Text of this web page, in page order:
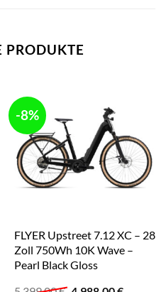
PRODUKTE
-8%
FLYER Upstreet 7.12 XC – 28
Zoll 750Wh 10K Wave –
Pearl Black Gloss